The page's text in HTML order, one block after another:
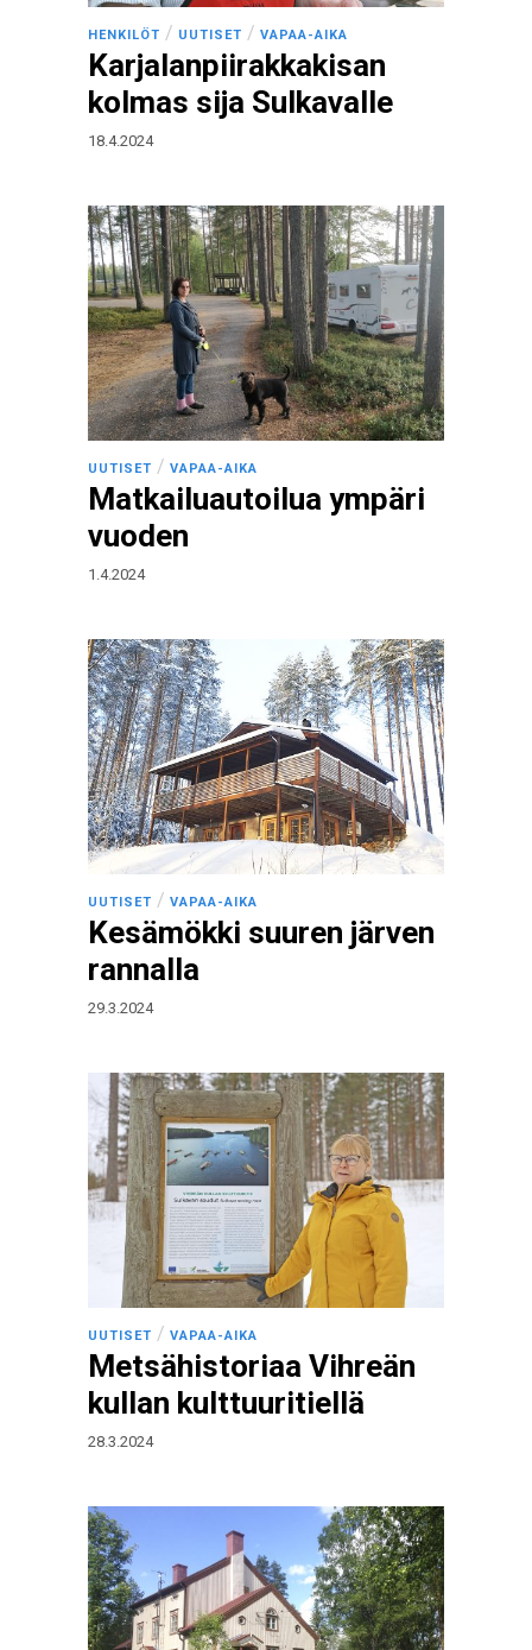
HENKILÖT / UUTISET / VAPAA-AIKA
Karjalanpiirakkakisan
kolmas sija Sulkavalle
18.4.2024
UUTISET / VAPAA-AIKA
Matkailuautoilua ympäri
vuoden
1.4.2024
UUTISET / VAPAA-AIKA
Kesämökki suuren järven
rannalla
29.3.2024
UUTISET / VAPAA-AIKA
Metsähistoriaa Vihreän
kullan kulttuuritiellä
28.3.2024